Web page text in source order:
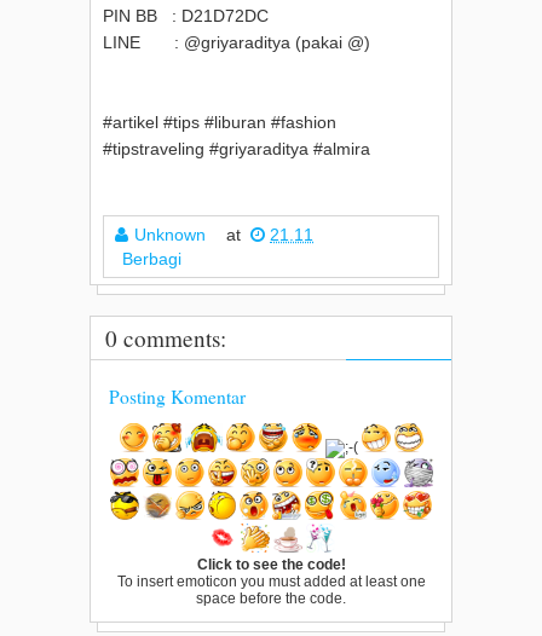
PIN BB : D21D72DC
LINE : @griyaraditya (pakai @)
#artikel #tips #liburan #fashion
#tipstraveling #griyaraditya #almira
Unknown at
21.11
Berbagi
0 comments:
Posting Komentar
Click to see the code!
To insert emoticon you must added at least one
space before the code.